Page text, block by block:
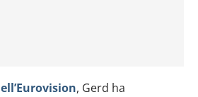
, Gerd ha